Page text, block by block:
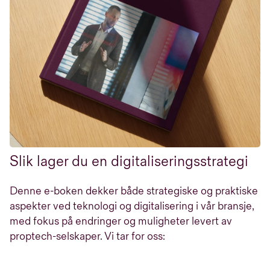
Slik lager du en digitaliseringsstrategi
Denne e-boken dekker både strategiske og praktiske
aspekter ved teknologi og digitalisering i vår bransje,
med fokus på endringer og muligheter levert av
proptech-selskaper. Vi tar for oss: